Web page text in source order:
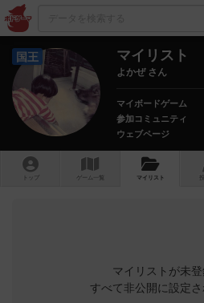
国王 マイリスト
よかぜ さん
マイボードゲーム
参加コミュニティ
ウェブページ
トップ ゲーム一覧 マイリスト
マイリストが未
すべて非公開に設定さ